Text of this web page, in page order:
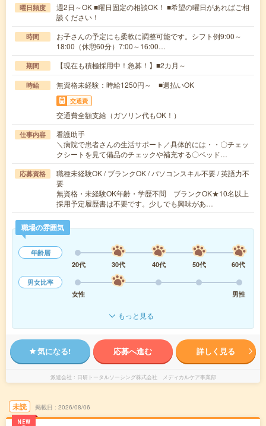
曜日頻度
週2日～OK ■曜日固定の相談OK！ ■希望の曜日があればご相
談ください！
時間
お子さんの予定にも柔軟に調整可能です。シフト例9:00～
18:00（休憩60分）7:00～16:00…
期間 【現在も積極採用中！急募！】■2カ月～
時給 無資格未経験：時給1250円～ ■週払いOK
交通費
交通費全額支給（ガソリン代もOK！）
仕事内容
看護助手
＼病院で患者さんの生活サポート／具体的には・・〇チェッ
クシートを見て備品のチェックや補充する〇ベッド…
応募資格
職種未経験OK / ブランクOK / パソコンスキル不要 / 英語力不
要
無資格・未経験OK年齢・学歴不問 ブランクOK★10名以上
採用予定履歴書は不要です。少しでも興味があ…
職場の雰囲気
年齢層
20代
30代 40代 50代
60代
男女比率
女性
男性
もっと見る
気になる! 応募へ進む 詳しく見る
派遣会社 日研トータルソーシング株式会社 メディカルケア事業部
未読
NEW
掲載日 2026/08/06